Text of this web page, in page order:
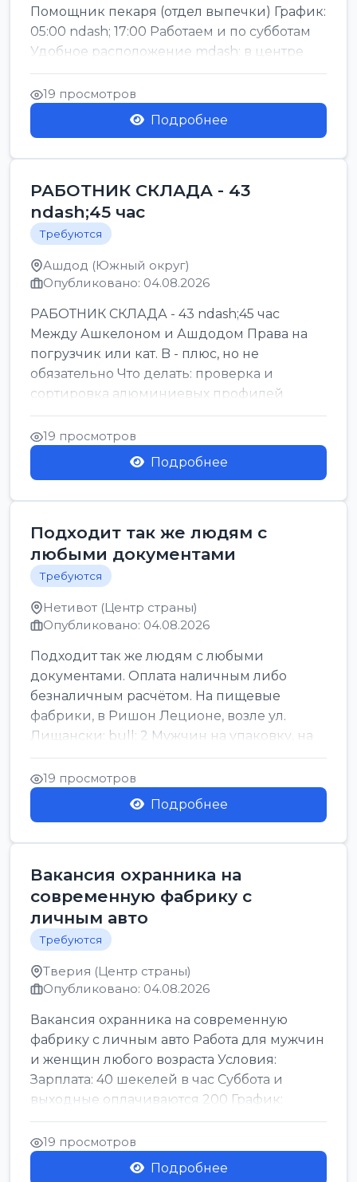
Помощник пекаря (отдел выпечки) График:
05:00 ndash; 17:00 Работаем и по субботам
Удобное расположение mdash; в центре
го...
19 просмотров
Подробнее
РАБОТНИК СКЛАДА - 43
ndash;45 час
Требуются
Ашдод (Южный округ)
Опубликовано: 04.08.2026
РАБОТНИК СКЛАДА - 43 ndash;45 час
Между Ашкелоном и Ашдодом Права на
погрузчик или кат. B - плюс, но не
обязательно Что делать: проверка и
сортировка алюминиевых профилей
График: 5 дн, с 7:00 до 17:00...
19 просмотров
Подробнее
Подходит так же людям с
любыми документами
Требуются
Нетивот (Центр страны)
Опубликовано: 04.08.2026
Подходит так же людям с любыми
документами. Оплата наличным либо
безналичным расчётом. На пищевые
фабрики, в Ришон Леционе, возле ул.
Лищански: bull; 2 Мужчин на упаковку, на
машинку рисовых макоронов...
19 просмотров
Подробнее
Вакансия охранника на
современную фабрику с
личным авто
Требуются
Тверия (Центр страны)
Опубликовано: 04.08.2026
Вакансия охранника на современную
фабрику с личным авто Работа для мужчин
и женщин любого возраста Условия:
Зарплата: 40 шекелей в час Суббота и
выходные оплачиваются 200 График:
смены утро день ночь ...
19 просмотров
Подробнее